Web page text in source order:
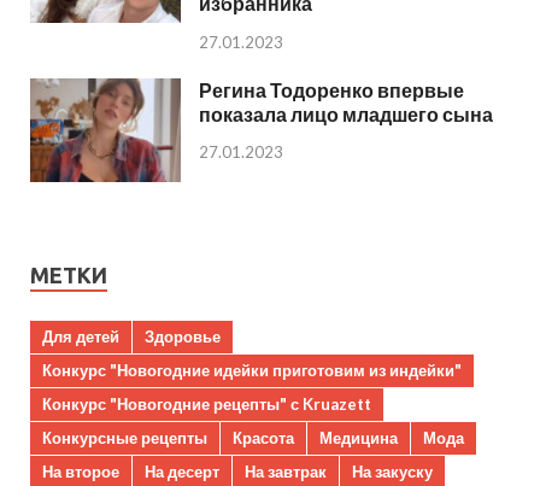
27.01.2023
Регина Тодоренко впервые
показала лицо младшего сына
27.01.2023
МЕТКИ
Для детей
Здоровье
Конкурс "Новогодние идейки приготовим из индейки"
Конкурс "Новогодние рецепты" с Kruazett
Конкурсные рецепты
Красота Медицина
Мода
На второе
На десерт На завтрак
На закуску